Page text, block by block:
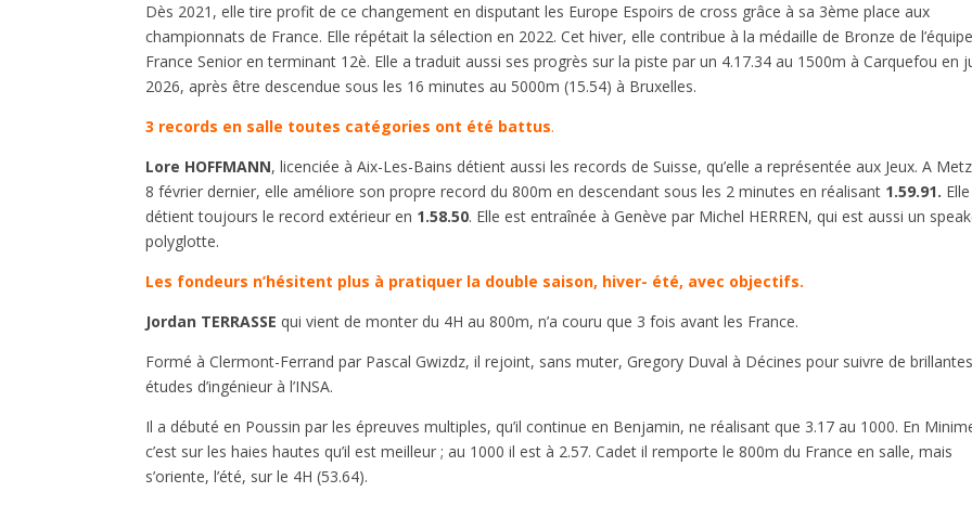
Dès 2021, elle tire profit de ce changement en disputant les Europe Espoirs de cross grâce à sa 3ème place aux
championnats de France. Elle répétait la sélection en 2022. Cet hiver, elle contribue à la médaille de Bronze de
France Senior en terminant 12è. Elle a traduit aussi ses progrès sur la piste par un 4.17.34 au 1500m à Carquefou en
2026, après être descendue sous les 16 minutes au 5000m (15.54) à Bruxelles.
3 records en salle toutes catégories ont été battus.
Lore HOFFMANN, licenciée à Aix-Les-Bains détient aussi les records de Suisse, qu’elle a représentée aux Jeux. A
8 février dernier, elle améliore son propre record du 800m en descendant sous les 2 minutes en réalisant 1.59.91. Elle
détient toujours le record extérieur en 1.58.50. Elle est entraînée à Genève par Michel HERREN, qui est aussi un
polyglotte.
Les fondeurs n’hésitent plus à pratiquer la double saison, hiver- été, avec objectifs.
Jordan TERRASSE qui vient de monter du 4H au 800m, n’a couru que 3 fois avant les France.
Formé à Clermont-Ferrand par Pascal Gwizdz, il rejoint, sans muter, Gregory Duval à Décines pour suivre de brillantes
études d’ingénieur à l’INSA.
Il a débuté en Poussin par les épreuves multiples, qu’il continue en Benjamin, ne réalisant que 3.17 au 1000. En
c’est sur les haies hautes qu’il est meilleur ; au 1000 il est à 2.57. Cadet il remporte le 800m du France en salle, mais
s’oriente, l’été, sur le 4H (53.64).